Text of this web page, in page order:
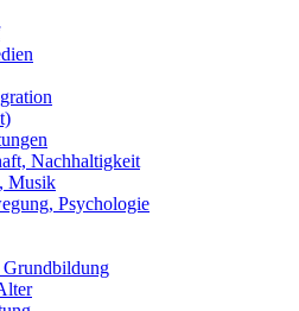
Nachhaltigkeit
Musik
Psychologie
Grundbildung